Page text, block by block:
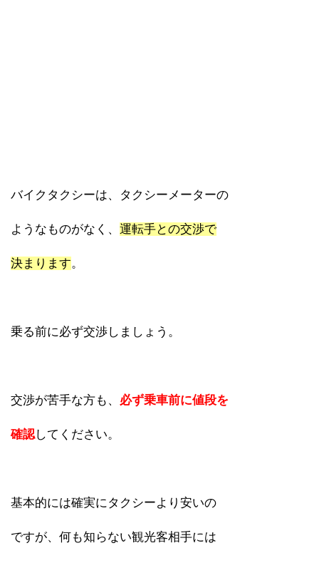
バイクタクシーは、タクシーメーターの
ようなものがなく、 運転手との交渉で
決まります。
乗る前に必ず交渉しましょう。
交渉が苦手な方も、 必ず乗車前に値段を
確認してください。
基本的には確実にタクシーより安いの
ですが、何も知らない観光客相手には